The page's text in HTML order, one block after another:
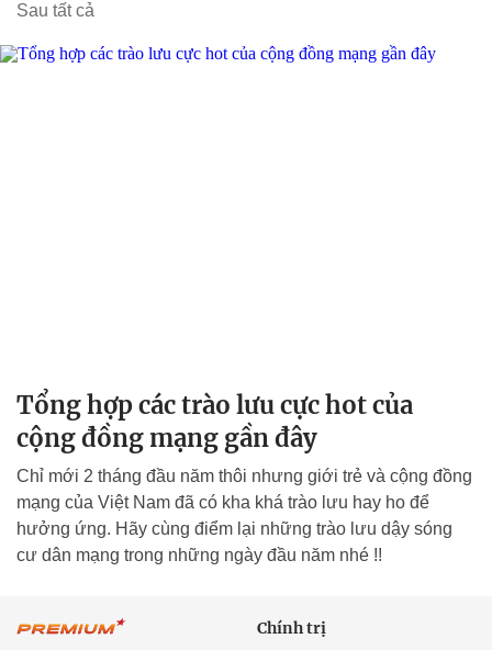
Sau tất cả
Tổng hợp các trào lưu cực hot của
cộng đồng mạng gần đây
Chỉ mới 2 tháng đầu năm thôi nhưng giới trẻ và cộng đồng
mạng của Việt Nam đã có kha khá trào lưu hay ho để
hưởng ứng. Hãy cùng điểm lại những trào lưu dậy sóng
cư dân mạng trong những ngày đầu năm nhé !!
Chính trị